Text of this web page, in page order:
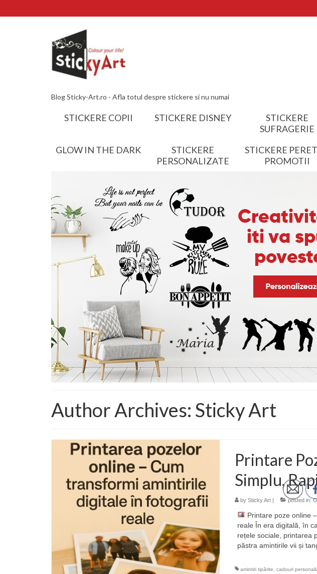
Blog Sticky-Art.ro - Afla totul despre stickere si nu numai
STICKERE COPII STICKERE DISNEY
STICKERE
SUFRAGERIE
GLOW IN THE DARK
STICKERE
PERSONALIZATE
STICKERE
PROMOTII
Author Archives: Sticky Art
Printare
Simplu,
by Sticky Art| posted in:
Printare poze online
reale În era digitală, în
rețele sociale, printarea
păstra amintirile vii și
amintiri tipărite cadouri